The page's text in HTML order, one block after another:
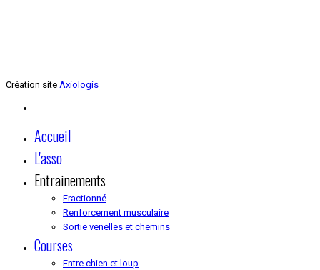
Création site Axiologis
Accueil
L'asso
Entrainements
Fractionné
Renforcement musculaire
Sortie venelles et chemins
Courses
Entre chien et loup